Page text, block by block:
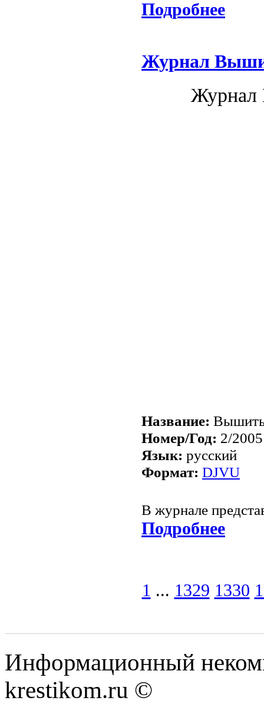
Подробнее
Журнал
Журнал
Название:
Номер/Год: 2/2005
Язык: русский
Формат: DJVU
В журнале
Подробнее
1 ... 1329 1330
Информационный
krestikom.ru ©